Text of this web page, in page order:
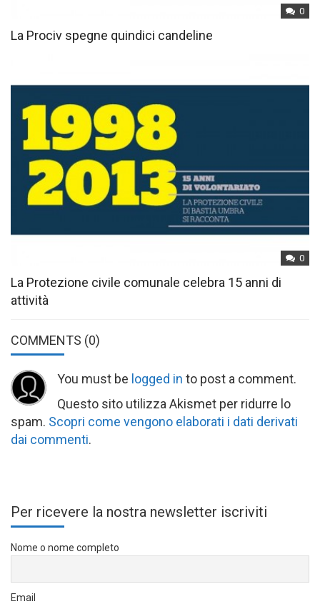
0
La Prociv spegne quindici candeline
0
La Protezione civile comunale celebra 15 anni di
attività
COMMENTS (0)
You must be logged in to post a comment.
Questo sito utilizza Akismet per ridurre lo
spam. Scopri come vengono elaborati i dati derivati
dai commenti.
Per ricevere la nostra newsletter iscriviti
Nome o nome completo
Email